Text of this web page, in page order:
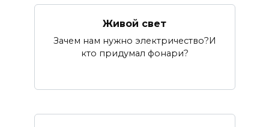
Живой свет
Зачем нам нужно электричество?И
кто придумал фонари?